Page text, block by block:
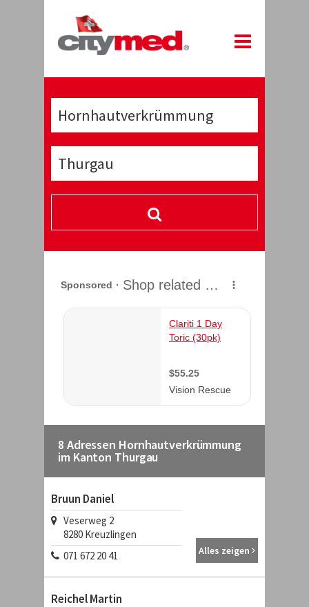
8 Adressen Hornhautverkrümmung
im Kanton Thurgau
Bruun Daniel
Veserweg 2
8280 Kreuzlingen
071 672 20 41
Alles zeigen
Reichel Martin